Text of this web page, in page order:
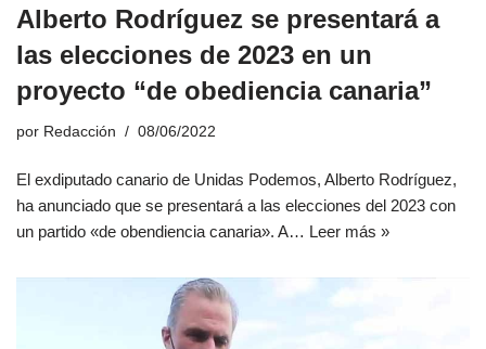
Alberto Rodríguez se presentará a
las elecciones de 2023 en un
proyecto “de obediencia canaria”
por Redacción 08/06/2022
El exdiputado canario de Unidas Podemos, Alberto Rodríguez,
ha anunciado que se presentará a las elecciones del 2023 con
un partido «de obendiencia canaria». A… Leer más »